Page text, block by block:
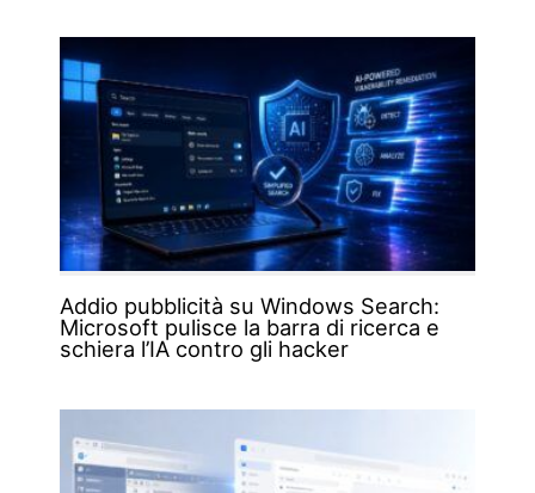
Addio pubblicità su Windows Search:
Microsoft pulisce la barra di ricerca e
schiera l’IA contro gli hacker